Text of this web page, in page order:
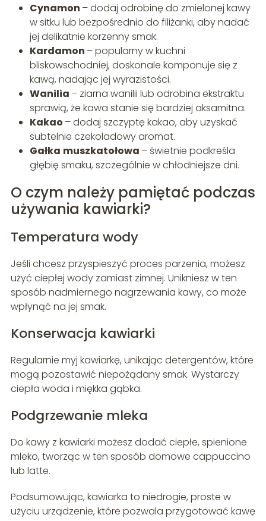
Cynamon – dodaj odrobinę do zmielonej kawy
w sitku lub bezpośrednio do filiżanki, aby nadać
jej delikatnie korzenny smak.
Kardamon – popularny w kuchni
bliskowschodniej, doskonale komponuje się z
kawą, nadając jej wyrazistości.
Wanilia – ziarna wanilii lub odrobina ekstraktu
sprawią, że kawa stanie się bardziej aksamitna.
Kakao – dodaj szczyptę kakao, aby uzyskać
subtelnie czekoladowy aromat.
Gałka muszkatołowa – świetnie podkreśla
głębię smaku, szczególnie w chłodniejsze dni.
O czym należy pamiętać podczas
używania kawiarki?
Temperatura wody
Jeśli chcesz przyspieszyć proces parzenia, możesz
użyć ciepłej wody zamiast zimnej. Unikniesz w ten
sposób nadmiernego nagrzewania kawy, co może
wpłynąć na jej smak.
Konserwacja kawiarki
Regularnie myj kawiarkę, unikając detergentów, które
mogą pozostawić niepożądany smak. Wystarczy
ciepła woda i miękka gąbka.
Podgrzewanie mleka
Do kawy z kawiarki możesz dodać ciepłe, spienione
mleko, tworząc w ten sposób domowe cappuccino
lub latte.
Podsumowując, kawiarka to niedrogie, proste w
użyciu urządzenie, które pozwala przygotować kawę